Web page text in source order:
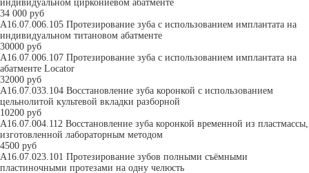
индивидуальном циркониевом абатменте
34 000 руб
A16.07.006.105 Протезирование зуба с использованием имплантата на
индивидуальном титановом абатменте
30000 руб
A16.07.006.107 Протезирование зуба с использованием имплантата на
абатменте Locator
32000 руб
A16.07.033.104 Восстановление зуба коронкой с использованием
цельнолитой культевой вкладки разборной
10200 руб
A16.07.004.112 Восстановление зуба коронкой временной из пластмассы,
изготовленной лабораторным методом
4500 руб
A16.07.023.101 Протезирование зубов полными съёмными
пластиночными протезами на одну челюсть